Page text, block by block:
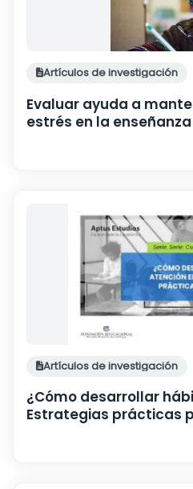
Artículos de investigación
Evaluar ayuda a
estrés en la
Artículos de investigación
¿Cómo desarrollar
Estrategias prácticas